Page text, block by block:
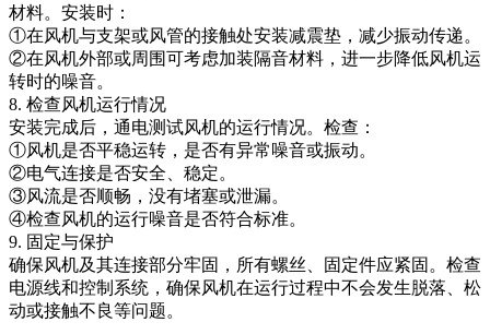
材料。安装时：
①在风机与支架或风管的接触处安装减震垫，减少振动传递。
②在风机外部或周围可考虑加装隔音材料，进一步降低风机运
转时的噪音。
8. 检查风机运行情况
安装完成后，通电测试风机的运行情况。检查：
①风机是否平稳运转，是否有异常噪音或振动。
②电气连接是否安全、稳定。
③风流是否顺畅，没有堵塞或泄漏。
④检查风机的运行噪音是否符合标准。
9. 固定与保护
确保风机及其连接部分牢固，所有螺丝、固定件应紧固。检查
电源线和控制系统，确保风机在运行过程中不会发生脱落、松
动或接触不良等问题。